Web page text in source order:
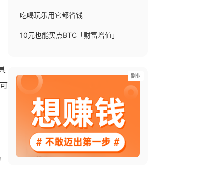
吃喝玩乐用它都省钱
10元也能买点BTC「财富增值」
副业